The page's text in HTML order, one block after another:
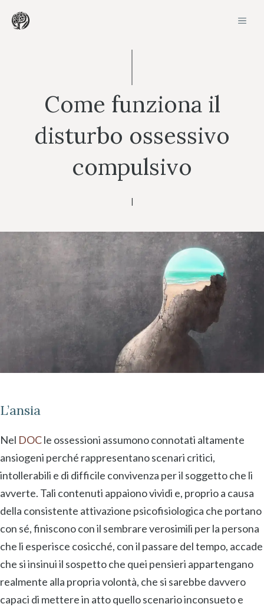
Come funziona il
disturbo ossessivo
compulsivo
|
L’ansia
Nel DOCle ossessioni assumono connotati altamente
ansiogeni perché rappresentano scenari critici,
intollerabili e di difficile convivenza per il soggetto che li
avverte. Tali contenuti appaiono vividi e, proprio a causa
della consistente attivazione psicofisiologica che portano
con sé, finiscono con il sembrare verosimili per la persona
che li esperisce cosicché, con il passare del tempo, accade
che si insinui il sospetto che quei pensieri appartengano
realmente alla propria volontà, che si sarebbe davvero
capaci di mettere in atto quello scenario inconsueto e